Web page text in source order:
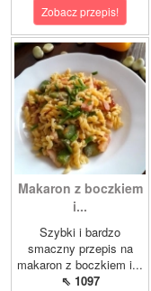
Zobacz przepis!
Makaron z boczkiem
i...
Szybki i bardzo
smaczny przepis na
makaron z boczkiem i...
⇖ 1097